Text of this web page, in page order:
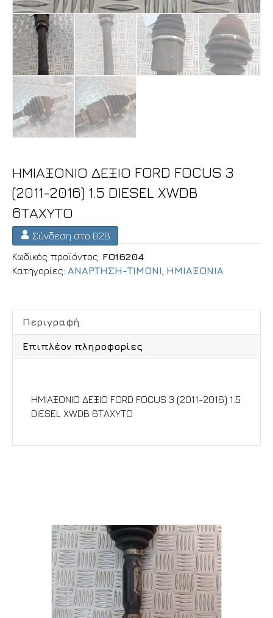
ΗΜΙΑΞΟΝΙΟ ΔΕΞΙΟ FORD FOCUS 3
(2011-2016) 1.5 DIESEL XWDB
6ΤΑΧΥΤΟ
Σύνδεση στο B2B
Κωδικός προϊόντος: FO16204
Κατηγορίες: ΑΝΑΡΤΗΣΗ-ΤΙΜΟΝΙ ΗΜΙΑΞΟΝΙΑ
Περιγραφή
Επιπλέον πληροφορίες
ΗΜΙΑΞΟΝΙΟ ΔΕΞΙΟ FORD FOCUS 3 (2011-2016) 1.5
DIESEL XWDB 6ΤΑΧΥΤΟ